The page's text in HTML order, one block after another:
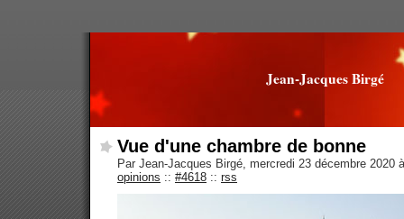
Jean-Jacques Birgé
Vue d'une chambre de bonne
Par Jean-Jacques Birgé, mercredi 23 décembre 2020
opinions :: #4618 :: rss